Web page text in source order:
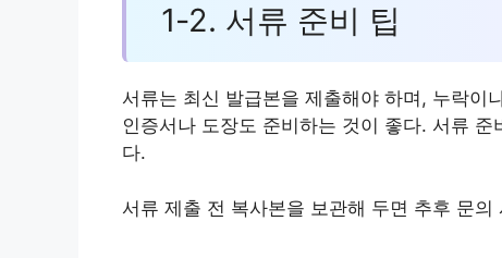
1-2. 서류 준비 팁
서류는 최신 발급본을 제출해야 하며, 누락이
인증서나 도장도 준비하는 것이 좋다. 서류
다.
서류 제출 전 복사본을 보관해 두면 추후 문의